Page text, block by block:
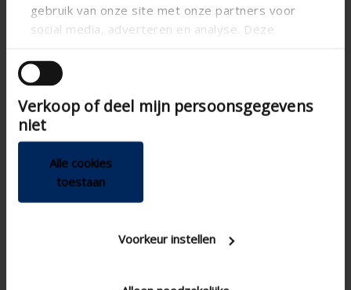
gebruik van onze site met onze partners voor
social media, adverteren en analyse. Deze
andere informatie die u aan ze heeft verstrekt of
die ze hebben verzameld op basis van uw gebruik
van hun services.
Verkoop of deel mijn persoonsgegevens
niet
Alle cookies
toestaan
Voorkeur instellen
technical.ip_klasse
-
Profundidad total (mm)
K-factor (entry)
Coëficiente CE
Coëficiente CD
Estanquiedad con 0,5 m/s
-